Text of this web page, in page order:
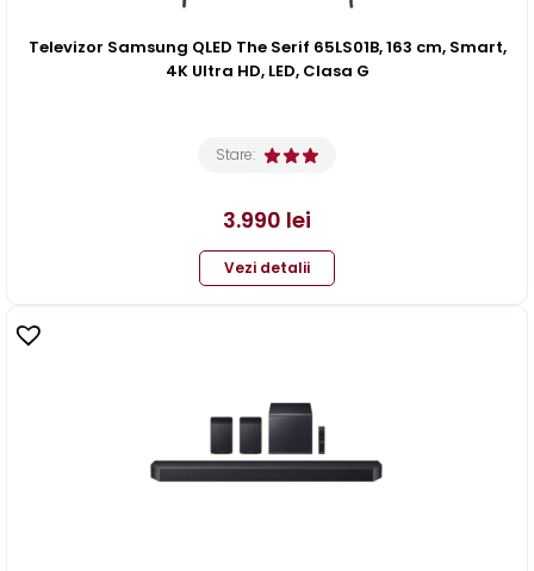
Televizor Samsung QLED The Serif 65LS01B, 163 cm, Smart,
4K Ultra HD, LED, Clasa G
Stare:
3.990 lei
Vezi detalii